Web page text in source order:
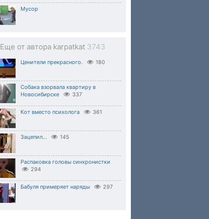
Мусор
Еще от автора karpatkat 3743
Ценители прекрасного. 180
Собака взорвала квартиру в
Новосибирске
337
Кот вместо психолога 361
Зацепил... 145
Распаковка головы синхронистки
294
Бабуля примеряет наряды 297